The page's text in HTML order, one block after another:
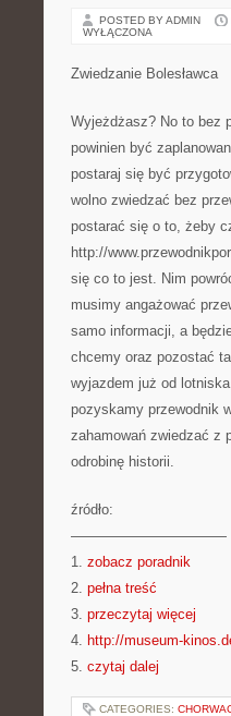
POSTED BY ADMIN
WYŁĄCZONA
Zwiedzanie Bolesławca
Wyjeżdżasz? No to bez
powinien być
postaraj się być
wolno zwiedzać bez
postarać się o to, żeby
http://
się co to jest. Nim
musimy angażować
samo informacji, a
chcemy oraz pozostać
wyjazdem już od
pozyskamy przewodnik
zahamowań zwiedzać z
odrobinę historii.
źródło:
———————————
1. zobacz poradnik
2. pełna treść
3. przeczytaj więcej
4. http://museum-
5. czytaj dalej
CATEGORIES: